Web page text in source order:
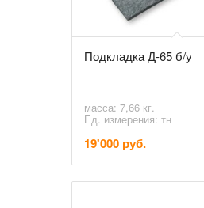
Подкладка Д-65 б/у
масса: 7,66 кг.
Ед. измерения: тн
19'000 руб.